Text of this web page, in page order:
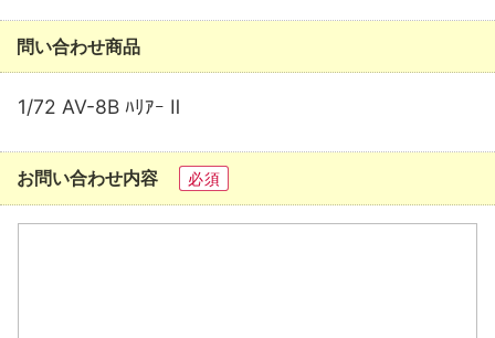
問い合わせ商品
1/72 AV-8B ﾊﾘｱｰ Ⅱ
お問い合わせ内容 必須